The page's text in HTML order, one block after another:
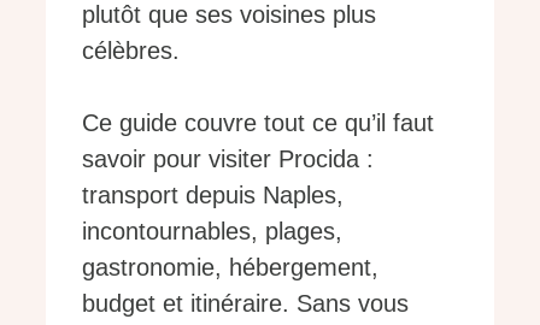
plutôt que ses voisines plus
célèbres.
Ce guide couvre tout ce qu’il faut
savoir pour visiter Procida :
transport depuis Naples,
incontournables, plages,
gastronomie, hébergement,
budget et itinéraire. Sans vous